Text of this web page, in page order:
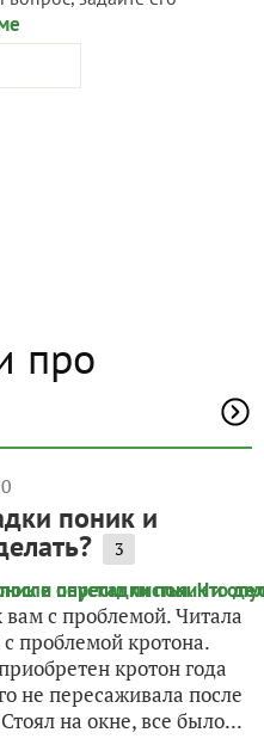
про
поник и
3
с проблемой. Читала
проблемой кротона.
кротон года
не пересаживала после
на окне, все было...